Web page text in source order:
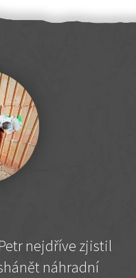
nejdříve zjistil
náhradní